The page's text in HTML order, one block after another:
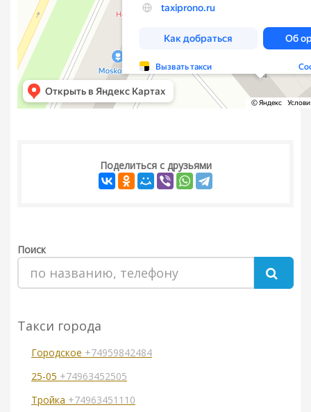
Поделиться с друзьями
Поиск
Такси города
Городское +74959842484
25-05 +74963452505
Тройка +74963451110